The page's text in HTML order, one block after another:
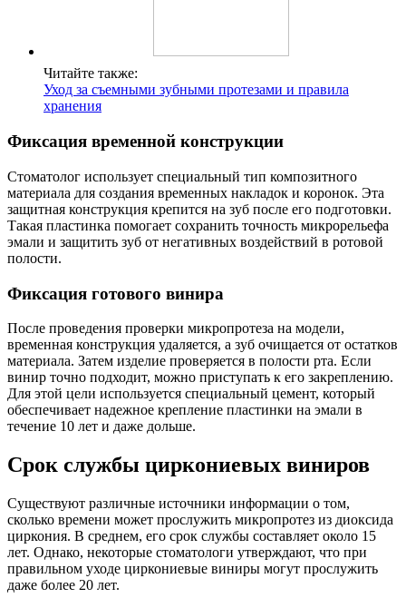
Читайте также:
Уход за съемными зубными протезами и правила
хранения
Фиксация временной конструкции
Стоматолог использует специальный тип композитного
материала для создания временных накладок и коронок. Эта
защитная конструкция крепится на зуб после его подготовки.
Такая пластинка помогает сохранить точность микрорельефа
эмали и защитить зуб от негативных воздействий в ротовой
полости.
Фиксация готового винира
После проведения проверки микропротеза на модели,
временная конструкция удаляется, а зуб очищается от остатков
материала. Затем изделие проверяется в полости рта. Если
винир точно подходит, можно приступать к его закреплению.
Для этой цели используется специальный цемент, который
обеспечивает надежное крепление пластинки на эмали в
течение 10 лет и даже дольше.
Срок службы циркониевых виниров
Существуют различные источники информации о том,
сколько времени может прослужить микропротез из диоксида
циркония. В среднем, его срок службы составляет около 15
лет. Однако, некоторые стоматологи утверждают, что при
правильном уходе циркониевые виниры могут прослужить
даже более 20 лет.